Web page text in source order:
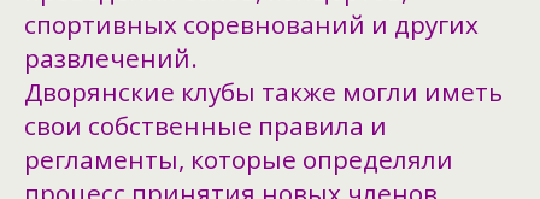
спортивных соревнований и других
развлечений.
Дворянские клубы также могли иметь
свои собственные правила и
регламенты, которые определяли